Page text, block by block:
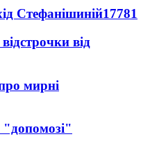
Стефанішиній17781
від
мирні